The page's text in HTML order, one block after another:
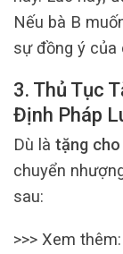
Nếu bà B
sự đồng ý của
3. Thủ Tục
Định Pháp
Dù là tặng
chuyển
sau:
>>> Xem